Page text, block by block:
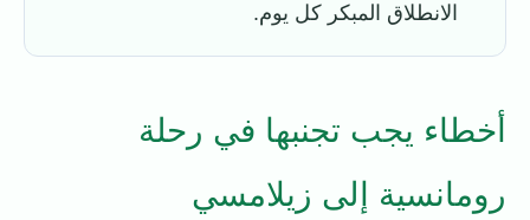
الانطلاق المبكر كل يوم.
أخطاء يجب تجنبها في رحلة
رومانسية إلى زيلامسي